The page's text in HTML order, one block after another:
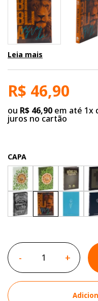
Leia mais
R$ 46,90
ou R$ 46,90 em até 1x
juros no cartão
CAPA
- +